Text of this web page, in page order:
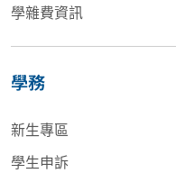
學雜費資訊
學務
新生專區
學生申訴